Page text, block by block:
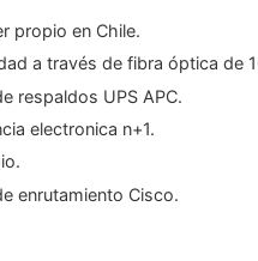
propio en Chile.
a través de fibra óptica de
respaldos UPS APC.
electronica n+1.
enrutamiento Cisco.